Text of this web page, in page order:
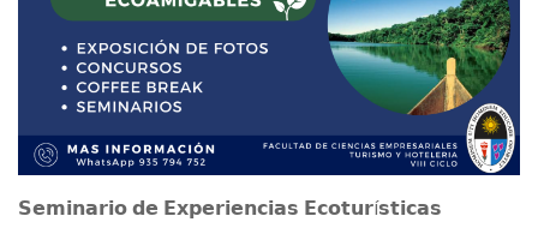
𝗦𝗲𝗺𝗶𝗻𝗮𝗿𝗶𝗼 𝗱𝗲 𝗘𝘅𝗽𝗲𝗿𝗶𝗲𝗻𝗰𝗶𝗮𝘀 𝗘𝗰𝗼𝘁𝘂𝗿í𝘀𝘁𝗶𝗰𝗮𝘀